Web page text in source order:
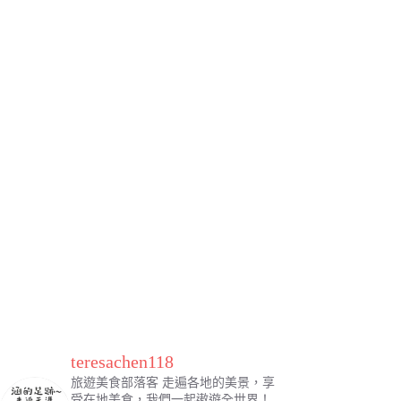
teresachen118
旅遊美食部落客走遍各地的美景，享